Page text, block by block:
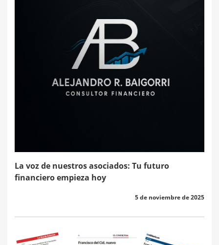
La voz de nuestros asociados: Tu futuro
financiero empieza hoy
5 de noviembre de 2025